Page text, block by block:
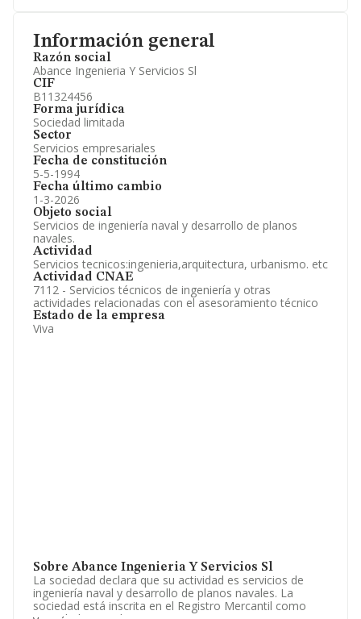
Información general
Razón social
Abance Ingenieria Y Servicios Sl
CIF
B11324456
Forma jurídica
Sociedad limitada
Sector
Servicios empresariales
Fecha de constitución
5-5-1994
Fecha último cambio
1-3-2026
Objeto social
Servicios de ingeniería naval y desarrollo de planos
navales.
Actividad
Servicios tecnicos:ingenieria,arquitectura, urbanismo. etc
Actividad CNAE
7112 - Servicios técnicos de ingeniería y otras
actividades relacionadas con el asesoramiento técnico
Estado de la empresa
Viva
Sobre Abance Ingenieria Y Servicios Sl
La sociedad declara que su actividad es servicios de
ingeniería naval y desarrollo de planos navales. La
sociedad está inscrita en el Registro Mercantil como